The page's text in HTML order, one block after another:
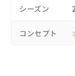
14:00　パーティ
ーお色直しー
シーズン
コンセプト